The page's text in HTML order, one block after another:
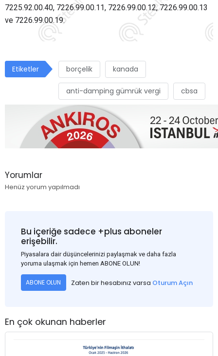
7225.92.00.40, 7226.99.00.11, 7226.99.00.12, 7226.99.00.13
ve 7226.99.00.19.
Etiketler borçelik kanada
anti-damping gümrük vergi cbsa
Yorumlar
Henüz yorum yapılmadı
Bu içeriğe sadece +plus aboneler
erişebilir.
Piyasalara dair düşüncelerinizi paylaşmak ve daha fazla
yoruma ulaşmak için hemen ABONE OLUN!
ABONE OLUN Zaten bir hesabınız varsa Oturum Açın
En çok okunan haberler